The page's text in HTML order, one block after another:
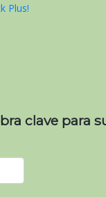
Plus!
clave para